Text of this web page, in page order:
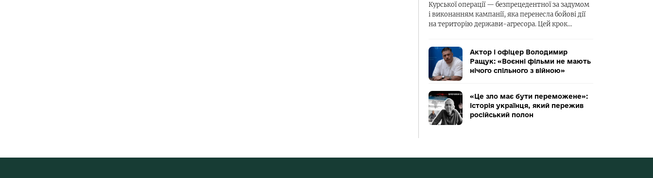
Курської операції — безпрецедентної за задумом
і виконанням кампанії, яка перенесла бойові дії
на територію держави-агресора. Цей крок…
Актор і офіцер Володимир
Ращук: «Воєнні фільми не мають
нічого спільного з війною»
«Це зло має бути переможене»:
історія українця, який пережив
російський полон